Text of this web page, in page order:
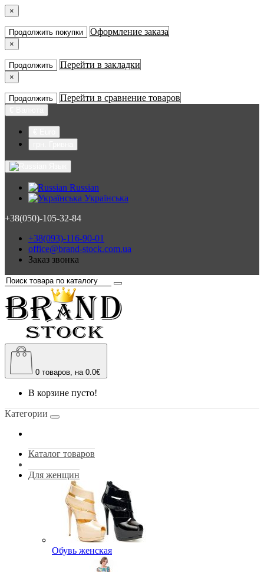
×
Продолжить покупки Оформление заказа
×
Продолжить Перейти в закладки
×
Продолжить Перейти в сравнение товаров
Russian
Українська
+38(050)-105-32-84
+38(093)-116-90-01
office@brand-stock.com.ua
Заказ звонка
0 товаров, на 0.0€
В корзине пусто!
Категории
Каталог товаров
Для женщин
Обувь женская